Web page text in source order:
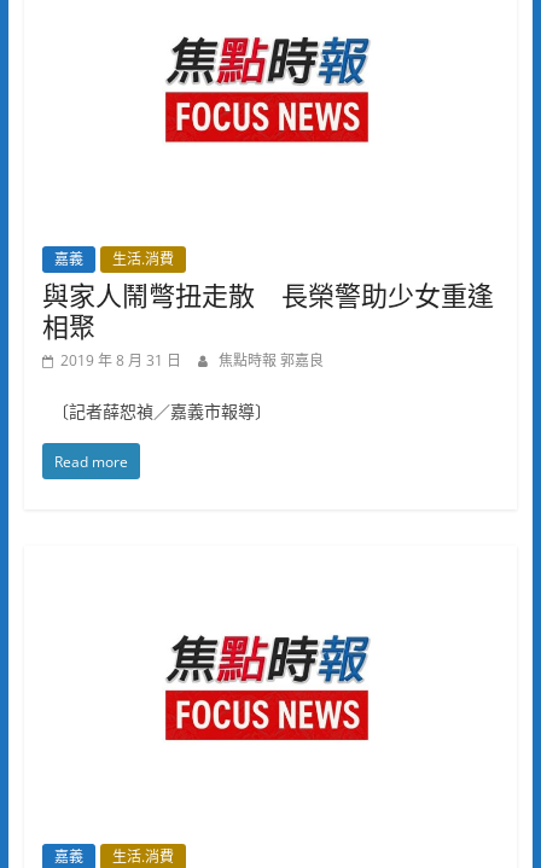
嘉義 生活.消費
與家人鬧彆扭走散 長榮警助少女重逢
相聚
2019 年 8 月 31 日 焦點時報 郭嘉良
〔記者薛恕禎／嘉義市報導〕
Read more
嘉義 生活.消費